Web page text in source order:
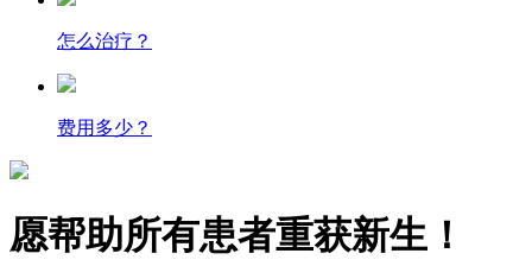
怎么治疗？
费用多少？
愿帮助所有患者重获新生！